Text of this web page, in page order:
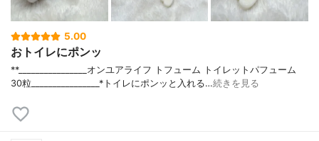
5.00
おトイレにポンッ
**________________⁡オンユアライフ ⁡トフューム トイレットパフューム
30粒________________⁡⁡⁡⁡*トイレにポンッと入れる…続きを見る